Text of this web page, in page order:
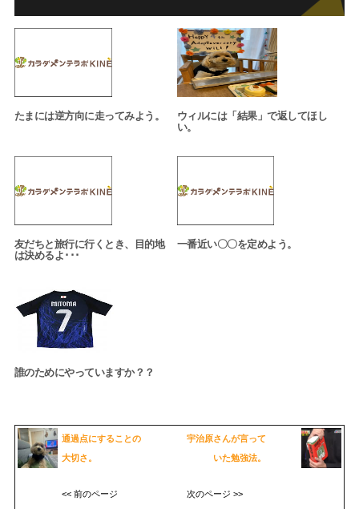
たまには逆方向に走ってみよう。
ウィルには「結果」で返してほし
い。
友だちと旅行に行くとき、目的地
は決めるよ･･･
一番近い〇〇を定めよう。
誰のためにやっていますか？？
通過点にすることの
大切さ。
<< 前のページ
宇治原さんが言って
いた勉強法。
次のページ >>